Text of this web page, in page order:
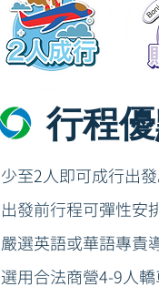
行程
少至2人即可成行出發
出發前行程可彈性安
嚴選英語或華語專責
選用合法商營4-9人轎